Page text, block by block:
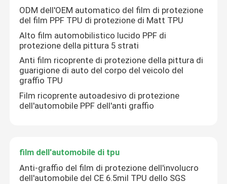
ODM dell'OEM automatico del film di protezione
del film PPF TPU di protezione di Matt TPU
Alto film automobilistico lucido PPF di
protezione della pittura 5 strati
Anti film ricoprente di protezione della pittura di
guarigione di auto del corpo del veicolo del
graffio TPU
Film ricoprente autoadesivo di protezione
dell'automobile PPF dell'anti graffio
film dell'automobile di tpu
Anti-graffio del film di protezione dell'involucro
dell'automobile del CE 6.5mil TPU dello SGS